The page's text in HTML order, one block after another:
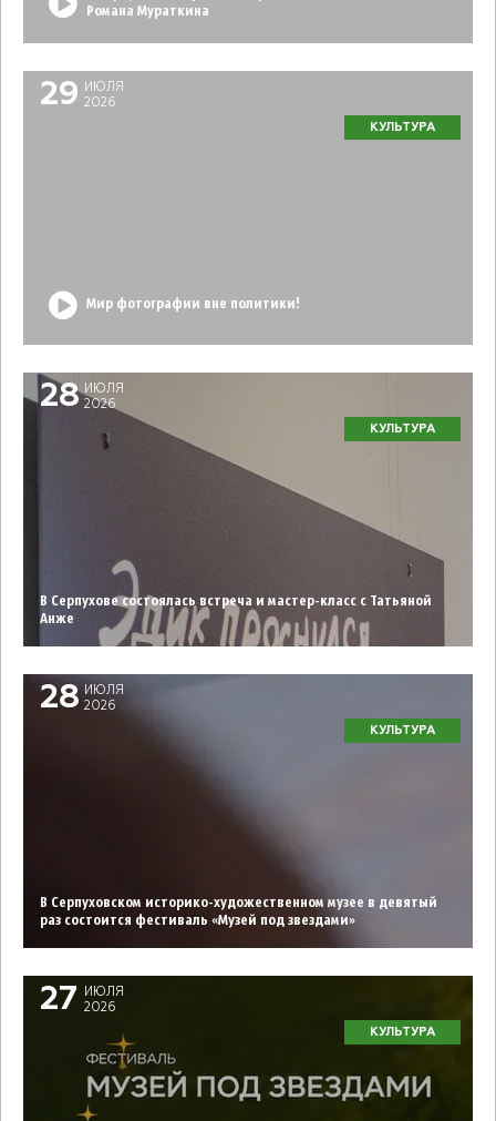
Романа Мураткина
29
ИЮЛЯ
2026
КУЛЬТУРА
Мир фотографии вне политики!
28 ИЮЛЯ
2026
КУЛЬТУРА
В Серпухове состоялась встреча и мастер-класс с Татьяной
Анже
28 ИЮЛЯ
2026
КУЛЬТУРА
В Серпуховском историко-художественном музее в девятый
раз состоится фестиваль «Музей под звездами»
27
ИЮЛЯ
2026
КУЛЬТУРА